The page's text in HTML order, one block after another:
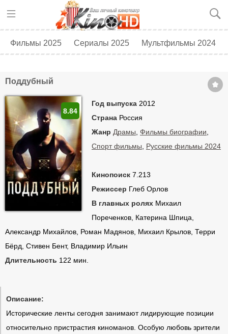
Фильмы 2025 Сериалы 2025 Мультфильмы 2024
Поддубный
Год выпуска 2012
Страна Россия
Жанр Драмы Фильмы биографии
Спорт фильмы
Русские фильмы 2024
Кинопоиск 7.213
Режиссер Глеб Орлов
В главных ролях Михаил
Пореченков, Катерина Шпица,
Александр Михайлов, Роман Мадянов, Михаил Крылов, Терри
Бёрд, Стивен Бент, Владимир Ильин
Длительность 122 мин.
8.84
Описание:
Исторические ленты сегодня занимают лидирующие позиции
относительно пристрастия киноманов. Особую любовь зрители